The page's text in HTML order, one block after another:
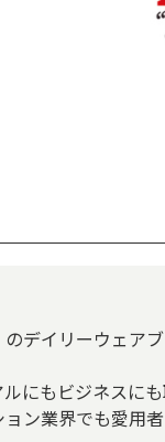
のデイリーウェ
にもビジネスに
ン業界でも愛用者